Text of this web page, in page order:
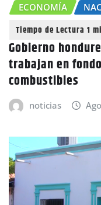
ECONOMÍA
Gobierno
trabajan en
combustibles
noticias